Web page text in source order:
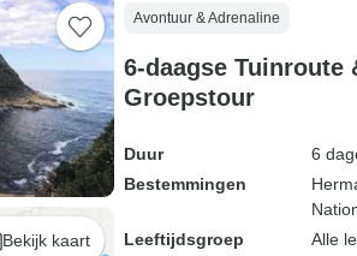
Bekijk kaart
Avontuur & Adrenaline
6-daagse Tuinroute
Groepstour
Duur
6
Bestemmingen
Leeftijdsgroep
Alle